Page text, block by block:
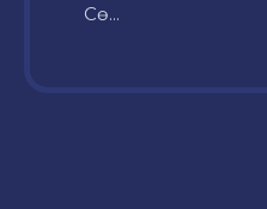
Сө...